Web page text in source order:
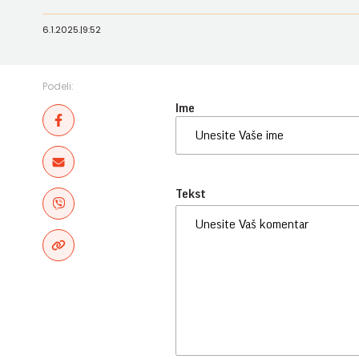
6.1.2025.|9:52
Podeli:
Ime
Tekst